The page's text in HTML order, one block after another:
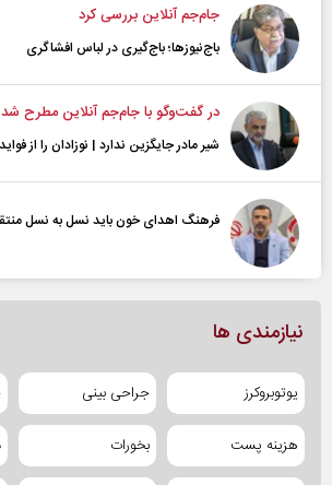
جام‌جم آنلاین بررسی کرد
باج‌نیوزها؛ باج‌گیری در لباس افشاگری
در گفت‌و‌گو با جام‌جم آنلاین مطرح شد
شیر مادر جایگزین ندارد | نوزادان را از
فرهنگ اهدای خون باید نسل به نسل
نیازمندی ها
یوتوبروکرز جراحی بینی
هزینه پست بخورات